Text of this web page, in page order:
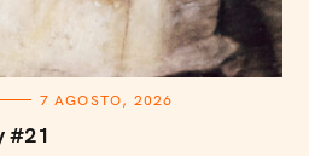
7 AGOSTO, 2026
#21